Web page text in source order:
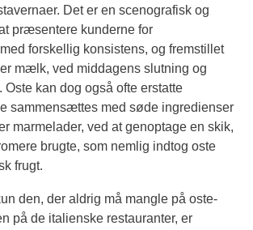
Det er en scenografisk og
præsentere kunderne for
forskellig konsistens, og fremstillet
mælk, ved middagens slutning og
Oste kan dog også ofte erstatte
sammensættes med søde ingredienser
marmelader, ved at genoptage en skik,
brugte, som nemlig indtog oste
frugt.
den, der aldrig må mangle på oste-
på de italienske restauranter, er